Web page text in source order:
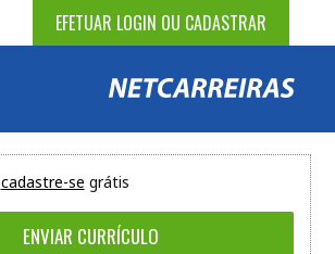
EFETUAR LOGIN OU CADASTRAR
cadastre-se grátis